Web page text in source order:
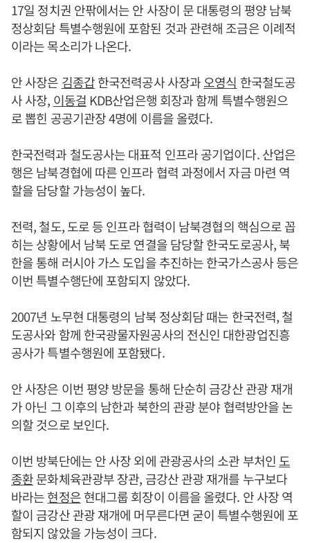
17일 정치권 안팎에서는 안 사장이 문 대통령의 평양 남북
정상회담 특별수행원에 포함된 것과 관련해 조금은 이례적
이라는 목소리가 나온다.
안 사장은 김종갑한국전력공사 사장과오영식 한국철도공
사 사장, 이동걸 KDB산업은행 회장과 함께 특별수행원으
로 뽑힌 공공기관장 4명에 이름을 올렸다.
한국전력과 철도공사는 대표적 인프라 공기업이다. 산업은
행은 남북경협에 따른 인프라 협력 과정에서 자금 마련 역
할을 담당할 가능성이 높다.
전력, 철도, 도로 등 인프라 협력이 남북경협의 핵심으로 꼽
히는 상황에서 남북 도로 연결을 담당할 한국도로공사, 북
한을 통해 러시아 가스 도입을 추진하는 한국가스공사 등은
이번 특별수행단에 포함되지 않았다.
2007년 노무현 대통령의 남북 정상회담 때는 한국전력, 철
도공사와 함께 한국광물자원공사의 전신인 대한광업진흥
공사가 특별수행원에 포함됐다.
안 사장은 이번 평양 방문을 통해 단순히 금강산 관광 재개
가 아닌 그 이후의 남한과 북한의 관광 분야 협력방안을 논
의할 것으로 보인다.
이번 방북단에는 안 사장 외에 관광공사의 소관 부처인 도
종환문화체육관광부 장관, 금강산 관광 재개를 누구보다
바라는현정은현대그룹 회장이 이름을 올렸다. 안 사장 역
할이 금강산 관광 재개에 머무른다면 굳이 특별수행원에 포
함되지 않았을 가능성이 크다.